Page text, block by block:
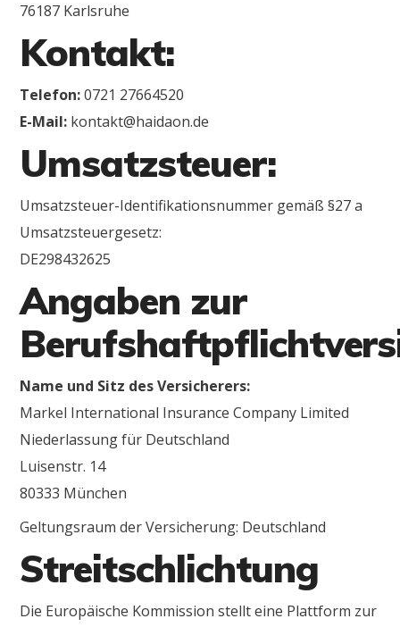
76187 Karlsruhe
Kontakt:
Telefon:0721 27664520
E-Mail: kontakt@haidaon.de
Umsatzsteuer:
Umsatzsteuer-Identifikationsnummer gemäß §27 a
Umsatzsteuergesetz:
DE298432625
Angaben zur
Name und Sitz des Versicherers:
Markel International Insurance Company Limited
Niederlassung für Deutschland
Luisenstr. 14
80333 München
Geltungsraum der Versicherung: Deutschland
Streitschlichtung
Die Europäische Kommission stellt eine Plattform zur